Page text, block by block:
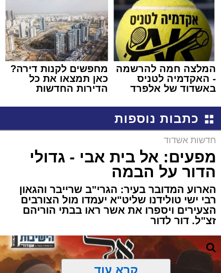
המלצה חמה להרשמה
- האקדמיה לטניס
באשדוד של אלפרד
מחפשים לקנות דירה?
כאן תמצאו את כל
הדירות החדשות
כתבות נוספות
חדשות אשדוד
מפעים: אל בית אבי - גדולי
הדור על הבמה
הארוע המדובר בעיר: הגרי"ב שרייבר והגאון
רבי ישי טולידנו שליט"א יעמדו מול הצורבים
הצעירים ויספרו את אשר ראו בבתי הוריהם
זצ"ל. דור לדור
קרא עוד